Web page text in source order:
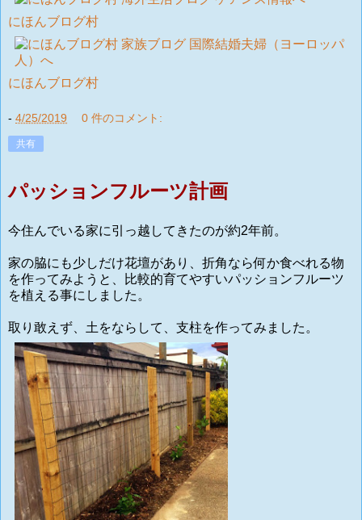
にほんブログ村
にほんブログ村
- 4/25/2019 0 件のコメント:
共有
パッションフルーツ計画
今住んでいる家に引っ越してきたのが約2年前。
家の脇にも少しだけ花壇があり、折角なら何か食べれる物
を作ってみようと、比較的育てやすいパッションフルーツ
を植える事にしました。
取り敢えず、土をならして、支柱を作ってみました。